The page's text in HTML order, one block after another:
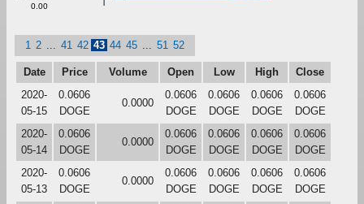
0.00
1 2 41 42 43 44 45 51 52
Date Price Volume Open Low High
Close
2020-
05-15
0.0606
DOGE
0.0000
0.0606
DOGE
0.0606
DOGE
0.0606
DOGE
0.0606
DOGE
2020-
05-14
0.0606
DOGE
0.0000
0.0606
DOGE
0.0606
DOGE
0.0606
DOGE
0.0606
DOGE
2020-
05-13
0.0606
DOGE
0.0000
0.0606
DOGE
0.0606
DOGE
0.0606
DOGE
0.0606
DOGE